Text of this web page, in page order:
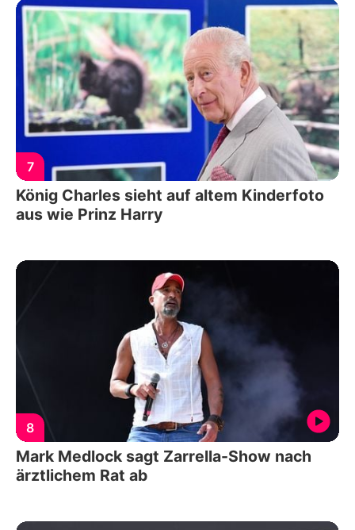
7
König Charles sieht auf altem Kinderfoto
aus wie Prinz Harry
8
Mark Medlock sagt Zarrella-Show nach
ärztlichem Rat ab